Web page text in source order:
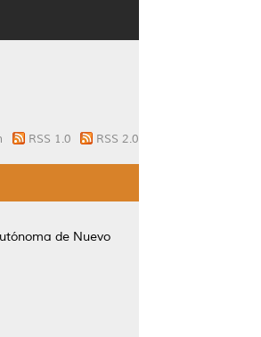
RSS 1.0 RSS 2.0
de Nuevo